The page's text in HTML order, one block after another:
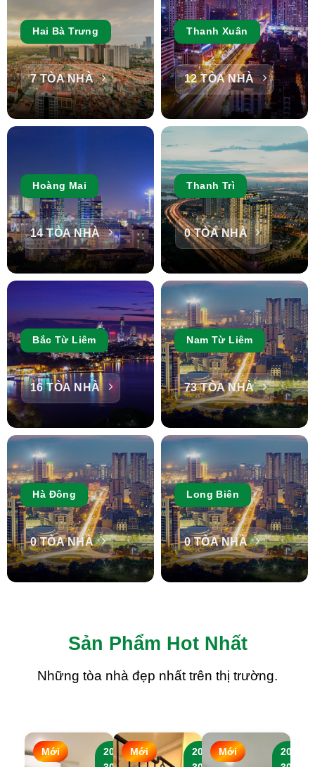
Hai Bà Trưng
7 TÒA NHÀ
Thanh Xuân
12 TÒA NHÀ
Hoàng Mai
14 TÒA NHÀ
Thanh Trì
0 TÒA NHÀ
Bắc Từ Liêm
16 TÒA NHÀ
Nam Từ Liêm
73 TÒA NHÀ
Hà Đông
0 TÒA NHÀ
Long Biên
0 TÒA NHÀ
Sản Phẩm Hot Nhất
Những tòa nhà đẹp nhất trên thị trường.
Mới
20-
Mới
20-
Mới
20-